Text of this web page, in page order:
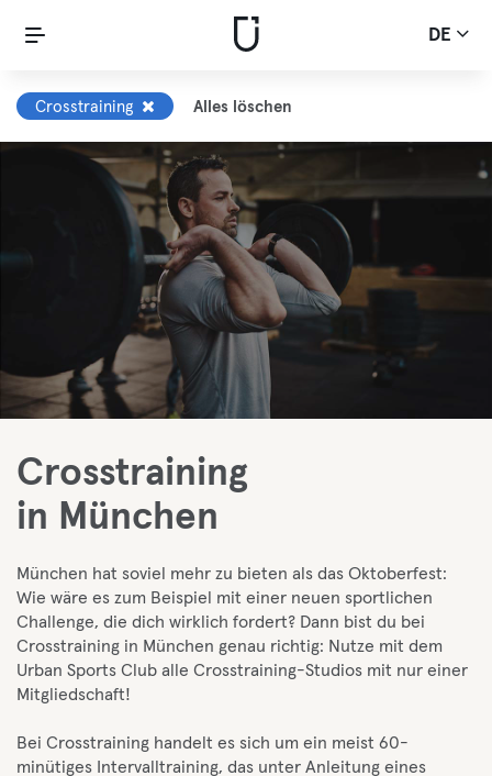
DE
Crosstraining Alles löschen
Crosstraining
in München
München hat soviel mehr zu bieten als das Oktoberfest:
Wie wäre es zum Beispiel mit einer neuen sportlichen
Challenge, die dich wirklich fordert? Dann bist du bei
Crosstraining in München genau richtig: Nutze mit dem
Urban Sports Club alle Crosstraining-Studios mit nur einer
Mitgliedschaft!
Bei Crosstraining handelt es sich um ein meist 60-
minütiges Intervalltraining, das unter Anleitung eines